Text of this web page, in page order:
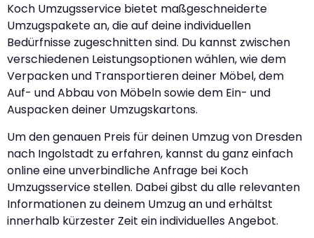
Koch Umzugsservice bietet maßgeschneiderte
Umzugspakete an, die auf deine individuellen
Bedürfnisse zugeschnitten sind. Du kannst zwischen
verschiedenen Leistungsoptionen wählen, wie dem
Verpacken und Transportieren deiner Möbel, dem
Auf- und Abbau von Möbeln sowie dem Ein- und
Auspacken deiner Umzugskartons.
Um den genauen Preis für deinen Umzug von Dresden
nach Ingolstadt zu erfahren, kannst du ganz einfach
online eine unverbindliche Anfrage bei Koch
Umzugsservice stellen. Dabei gibst du alle relevanten
Informationen zu deinem Umzug an und erhältst
innerhalb kürzester Zeit ein individuelles Angebot.